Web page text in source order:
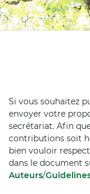
Si vous souhaitez
envoyer votre
secrétariat. Afin
contributions soit
bien vouloir
dans le document
Auteurs/